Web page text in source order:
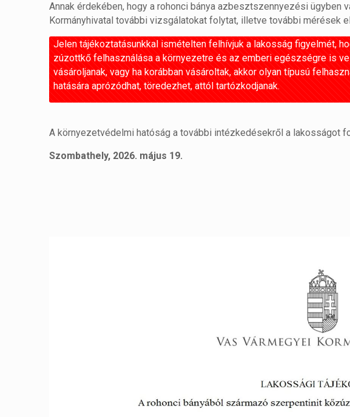
Annak érdekében, hogy a rohonci bánya azbesztszennyezési ügyben
Kormányhivatal további vizsgálatokat folytat, illetve további mérések
Jelen tájékoztatásunkkal ismételten felhívjuk a lakosság figyelmét,
zúzottkő felhasználása a környezetre és az emberi egészségre is
vásároljanak, vagy ha korábban vásároltak, akkor olyan típusú
hatására aprózódhat, töredezhet, attól tartózkodjanak.
A környezetvédelmi hatóság a további intézkedésekről a lakosságot
Szombathely, 2026. május 19.